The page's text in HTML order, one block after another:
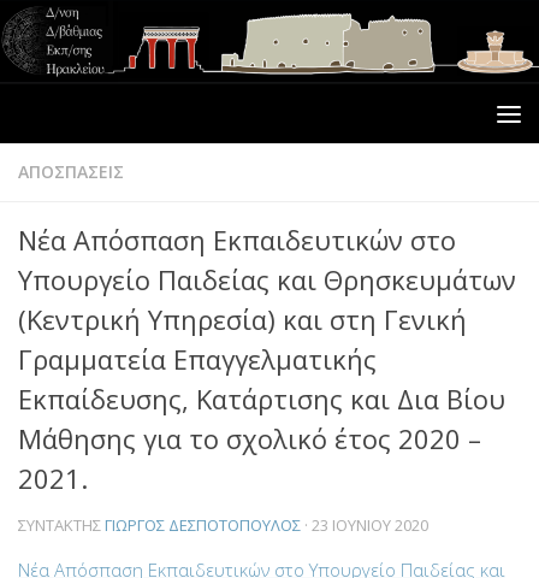
ΑΠΟΣΠΑΣΕΙΣ
Νέα Απόσπαση Εκπαιδευτικών στο
Υπουργείο Παιδείας και Θρησκευμάτων
(Κεντρική Υπηρεσία) και στη Γενική
Γραμματεία Επαγγελματικής
Εκπαίδευσης, Κατάρτισης και Δια Βίου
Μάθησης για το σχολικό έτος 2020 –
2021.
ΣΥΝΤΆΚΤΗΣ ΓΙΏΡΓΟΣ ΔΕΣΠΟΤΌΠΟΥΛΟΣ · 23 ΙΟΥΝΊΟΥ 2020
Νέα Απόσπαση Εκπαιδευτικών στο Υπουργείο Παιδείας και